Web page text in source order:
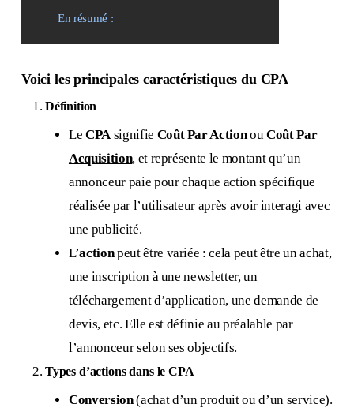
En résumé :
Voici les principales caractéristiques du CPA
Définition
Le CPA signifie Coût Par ActionouCoût Par
Acquisition, et représente le montant qu’un
annonceur paie pour chaque action spécifique
réalisée par l’utilisateur après avoir interagi avec
une publicité.
L’actionpeut être variée : cela peut être un achat,
une inscription à une newsletter, un
téléchargement d’application, une demande de
devis, etc. Elle est définie au préalable par
l’annonceur selon ses objectifs.
Types d’actions dans le CPA
Conversion(achat d’un produit ou d’un service).